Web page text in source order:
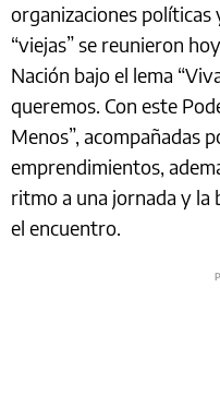
organizaciones políticas
“viejas” se reunieron
Nación bajo el lema
queremos. Con este
Menos”, acompañadas
emprendimientos,
ritmo a una jornada y la
el encuentro.